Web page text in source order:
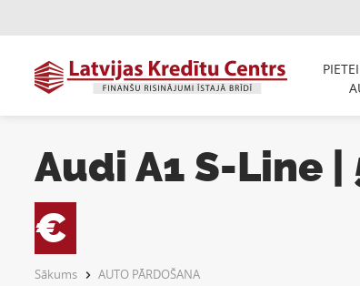
Audi A1 S-Line
€
Sākums AUTO PĀRDOŠANA